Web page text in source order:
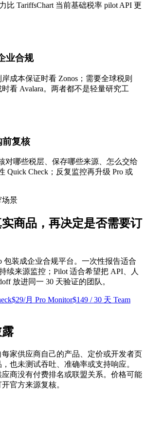
比 TariffsChart 当前基础税率 pilot API 更
业合规
成本保证时看 Zonos；需要全球税则
看 Avalara。两者都不是轻量研究工
前复核
对哪些税层、保存哪些来源、怎么交给
Quick Check；反复监控再升级 Pro 或
场景
商品，再决定是否需要订
包装成企业合规平台。一次性报告适合
续来源监控；Pilot 适合希望把 API、人
放进同一 30 天验证的团队。
$29/月 Pro Monitor$149 / 30 天 Team
家供应商自己的产品、定价或开发者页
也未测试吞吐、准确率或支持响应。
应商没有付费排名或联盟关系。价格可能
官方来源复核。